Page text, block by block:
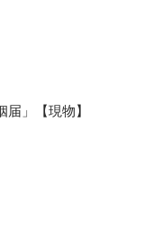
」【現物】